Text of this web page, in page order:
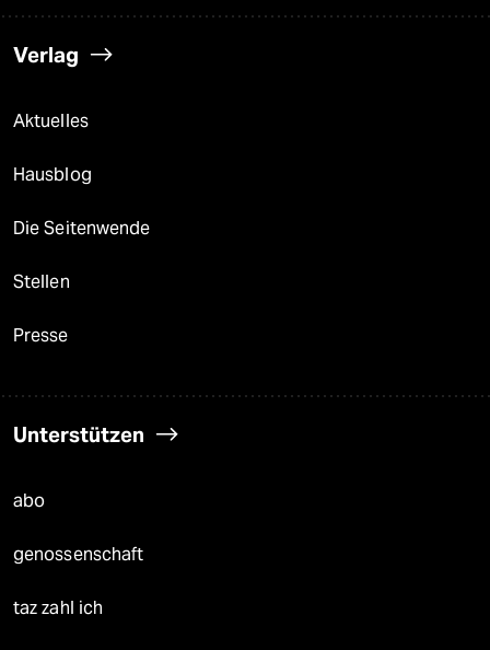
Verlag
Aktuelles
Hausblog
Die Seitenwende
Stellen
Presse
Unterstützen
abo
genossenschaft
taz zahl ich